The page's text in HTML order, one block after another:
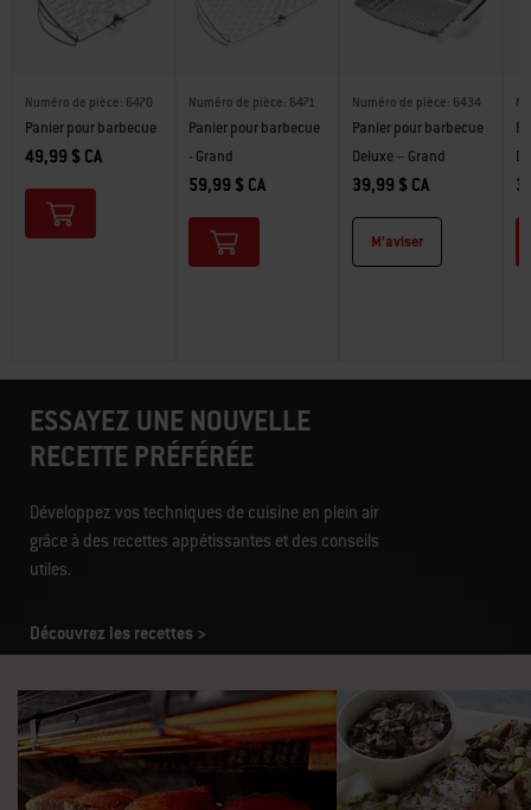
Numéro de pièce: 6470
Panier pour barbecue
49,99 $ CA
Numéro de pièce: 6471
Panier pour barbecue
- Grand
59,99 $ CA
Numéro de pièce: 6434
Panier pour barbecue
Deluxe – Grand
39,99 $ CA
M’aviser
ESSAYEZ UNE NOUVELLE
RECETTE PRÉFÉRÉE
Développez vos techniques de cuisine en plein air
grâce à des recettes appétissantes et des conseils
utiles.
Découvrez les recettes